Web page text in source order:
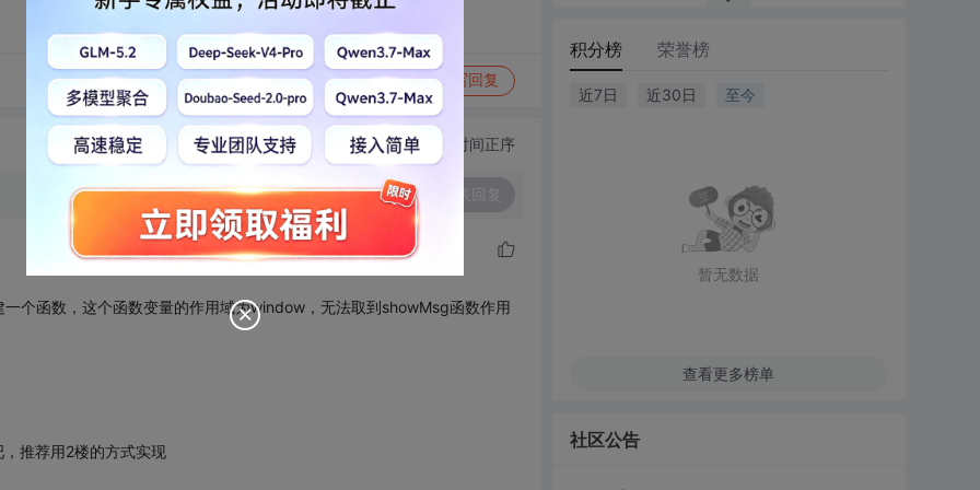
转发到动态 举报 写回复
切换为时间正序
个函数，这个函数变量的作用域为window，无法取到showMsg函数作用
推荐用2楼的方式实现
积分榜 荣誉榜
近7日 近30日 至今
暂无数据
查看更多榜单
社区公告